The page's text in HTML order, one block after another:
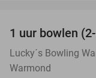
1 uur bowlen
Lucky´s Bowling
Warmond